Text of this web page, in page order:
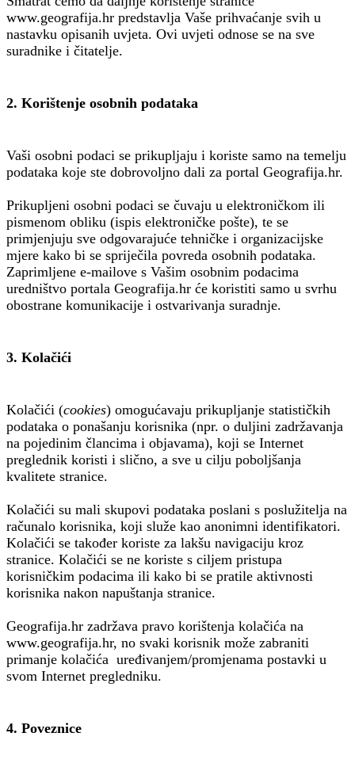
www.geografija.hr predstavlja Vaše prihvaćanje svih u
nastavku opisanih uvjeta. Ovi uvjeti odnose se na sve
suradnike i čitatelje.
2. Korištenje osobnih podataka
Vaši osobni podaci se prikupljaju i koriste samo na temelju
podataka koje ste dobrovoljno dali za portal Geografija.hr.
Prikupljeni osobni podaci se čuvaju u elektroničkom ili
pismenom obliku (ispis elektroničke pošte), te se
primjenjuju sve odgovarajuće tehničke i organizacijske
mjere kako bi se spriječila povreda osobnih podataka.
Zaprimljene e-mailove s Vašim osobnim podacima
uredništvo portala Geografija.hr će koristiti samo u svrhu
obostrane komunikacije i ostvarivanja suradnje.
3. Kolačići
Kolačići (cookies) omogućavaju prikupljanje statističkih
podataka o ponašanju korisnika (npr. o duljini zadržavanja
na pojedinim člancima i objavama), koji se Internet
preglednik koristi i slično, a sve u cilju poboljšanja
kvalitete stranice.
Kolačići su mali skupovi podataka poslani s poslužitelja na
računalo korisnika, koji služe kao anonimni identifikatori.
Kolačići se također koriste za lakšu navigaciju kroz
stranice. Kolačići se ne koriste s ciljem pristupa
korisničkim podacima ili kako bi se pratile aktivnosti
korisnika nakon napuštanja stranice.
Geografija.hr zadržava pravo korištenja kolačića na
www.geografija.hr, no svaki korisnik može zabraniti
primanje kolačića uređivanjem/promjenama postavki u
svom Internet pregledniku.
4. Poveznice